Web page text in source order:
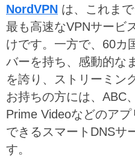
NordVPN は、これま
最も高速なVPNサービ
けです。一方で、60カ
バーを持ち、感動的な
を誇り、ストリーミン
お持ちの方には、ABC
Prime Videoなどのア
できるスマートDNSサ
す。